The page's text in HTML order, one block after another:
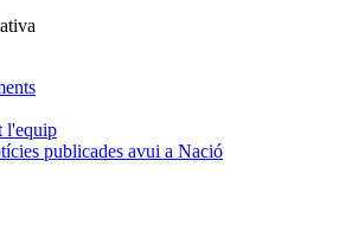
l'equip
publicades avui a Nació